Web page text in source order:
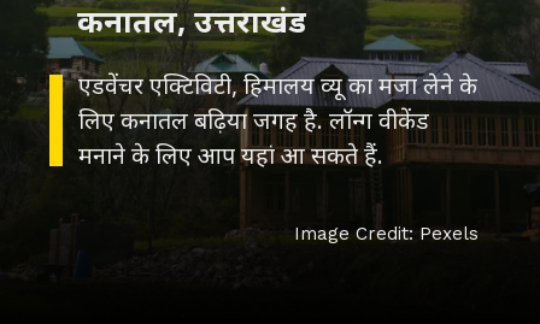
एडवेंचर एक्टिविटी, हिमालय व्यू का मजा लेने के
लिए कनातल बढ़िया जगह है. लॉन्ग वीकेंड
मनाने के लिए आप यहां आ सकते हैं.
Image Credit: Pexels